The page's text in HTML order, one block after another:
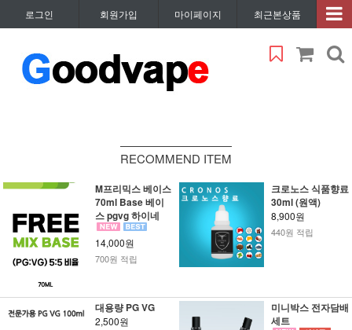
로그인 회원가입 마이페이지 최근본상품
RECOMMEND ITEM
M프리믹스 베이스
70ml Base 베이
스 pgvg 하이네
14,000원
700원 적립
크로노스 식품향료
30ml (원액)
8,900원
440원 적립
대용량 PG VG
2,500원
미니박스 전자담배
세트